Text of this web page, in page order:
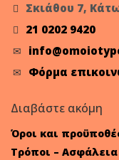
Σκιάθου 7,
21 0202 9420
Φόρμα
Διαβάστε ακόμη
Όροι και
Τρόποι –